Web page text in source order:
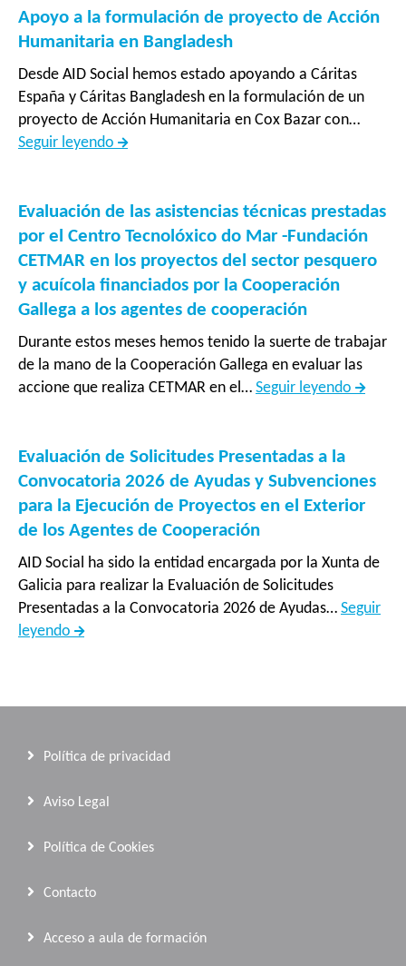
Convenio“Integrémonos:
Inclusión
y
sociocultural
de
población
comunidades
de
acogida
de
cantones
fronterizos
Apoyo a la formulación de proyecto de Acción
Humanitaria en Bangladesh
Desde AID Social hemos estado apoyando a Cáritas
España y Cáritas Bangladesh en la formulación de un
proyecto de Acción Humanitaria en Cox Bazar con…
Seguir leyendo Apoyo
formulación
de
proyecto
de
Acción
Humanitaria
en
Bangladesh
Evaluación de las asistencias técnicas prestadas
por el Centro Tecnolóxico do Mar -Fundación
CETMAR en los proyectos del sector pesquero
y acuícola financiados por la Cooperación
Gallega a los agentes de cooperación
Durante estos meses hemos tenido la suerte de trabajar
de la mano de la Cooperación Gallega en evaluar las
accione que realiza CETMAR en el… Seguir leyendo
Centro
do
Evaluación de Solicitudes Presentadas a la
Convocatoria 2026 de Ayudas y Subvenciones
para la Ejecución de Proyectos en el Exterior
de los Agentes de Cooperación
AID Social ha sido la entidad encargada por la Xunta de
Galicia para realizar la Evaluación de Solicitudes
Presentadas a la Convocatoria 2026 de Ayudas… Seguir
leyendo Evaluación
Convocatoria
de
y
para
Ejecución
Política de privacidad
Aviso Legal
Política de Cookies
Contacto
Acceso a aula de formación